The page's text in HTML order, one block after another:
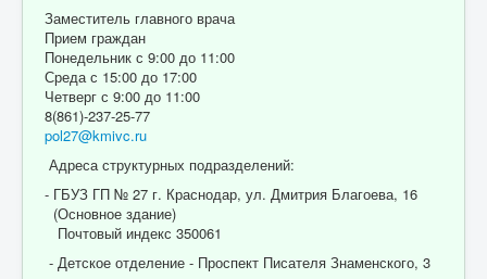
Заместитель главного врача
Прием граждан
Понедельник с 9:00 до 11:00
Среда с 15:00 до 17:00
Четверг с 9:00 до 11:00
8(861)-237-25-77
pol27@kmivc.ru
Адреса структурных подразделений:
- ГБУЗ ГП № 27 г. Краснодар, ул. Дмитрия Благоева, 16
(Основное здание)
Почтовый индекс 350061
- Детское отделение - Проспект Писателя Знаменского, 3